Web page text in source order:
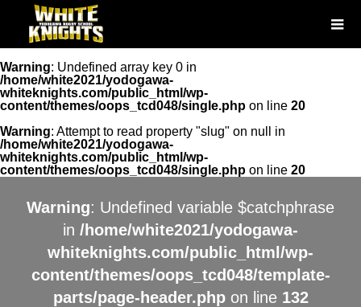
Warning: Undefined array key 0 in
/home/white2021/yodogawa-
whiteknights.com/public_html/wp-
content/themes/oops_tcd048/single.php on line 20
Warning: Attempt to read property "slug" on null in
/home/white2021/yodogawa-
whiteknights.com/public_html/wp-
content/themes/oops_tcd048/single.php on line 20
Warning: Undefined variable $catchphrase
in /home/white2021/yodogawa-
whiteknights.com/public_html/wp-
content/themes/oops_tcd048/template-
parts/page-header.phpon line 132